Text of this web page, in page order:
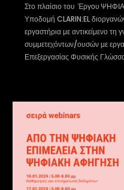
Στο πλαίσιο του Έργου
Υποδομή CLARIN:EL
εργαστήρια με αντικείμενο τη
συμμετεχόντων/ουσών με
Επεξεργασίας Φυσικής